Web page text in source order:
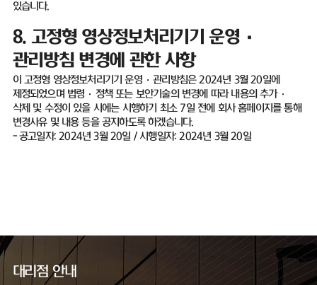
있습니다.
8. 고정형 영상정보처리기기 운영·
관리방침 변경에 관한 사항
이 고정형 영상정보처리기기 운영·관리방침은2024년 3월20일에
제정되었으며 법령 · 정책 또는 보안기술의 변경에 따라 내용의 추가·
삭제 및 수정이 있을 시에는 시행하기 최소7일 전에 회사 홈페이지를 통해
변경사유 및 내용 등을 공지하도록 하겠습니다.
-공고일자: 2024년3월 20일 /시행일자: 2024년 3월20일
대리점 안내